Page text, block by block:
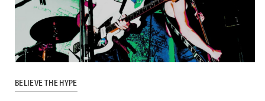
BELIEVE THE HYPE